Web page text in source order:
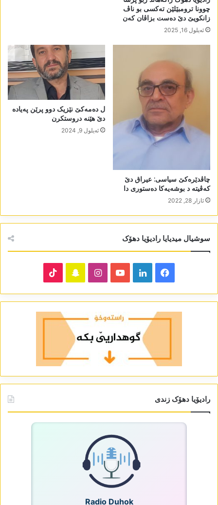
چوونا ترومبێلێن تەکسی بو ناڤ
زانکویێ دێ دەست بزاڤان کەن
ئه‌یلول 16, 2025
چاڤدێرەکێ سیاسی: عیراق دێ
کەڤیتە د بوشەیەکا دەستوری دا
ئازار 28, 2022
ل دەمەکێ نێزیک دوو پرێن پەیادە
دێ ھێنە دروستکرن
ئه‌یلول 9, 2024
سوشیال میدیایا رادیۆیا دھۆک
Facebook
LinkedIn
YouTube
Instagram
Snapchat
رادیۆیا دھۆک زندی
Radio Duhok